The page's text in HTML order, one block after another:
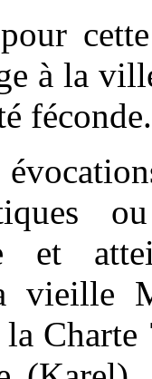
à la
féconde.
et
vieille
la